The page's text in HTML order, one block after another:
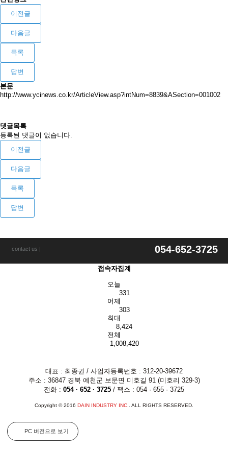
이전글
다음글
목록
답변
본문
http://www.ycinews.co.kr/ArticleView.asp?intNum=8839&ASection=001002
댓글목록
등록된 댓글이 없습니다.
이전글
다음글
목록
답변
contact us | 054-652-3725
접속자집계
오늘
331
어제
303
최대
8,424
전체
1,008,420
대표 : 최종권 / 사업자등록번호 : 312-20-39672
주소 : 36847 경북 예천군 보문면 미호길 91 (미호리 329-3)
전화 : 054 · 652 · 3725 / 팩스 : 054 · 655 · 3725
Copyright © 2016 DAIN INDUSTRY INC. . ALL RIGHTS RESERVED.
PC 버전으로 보기